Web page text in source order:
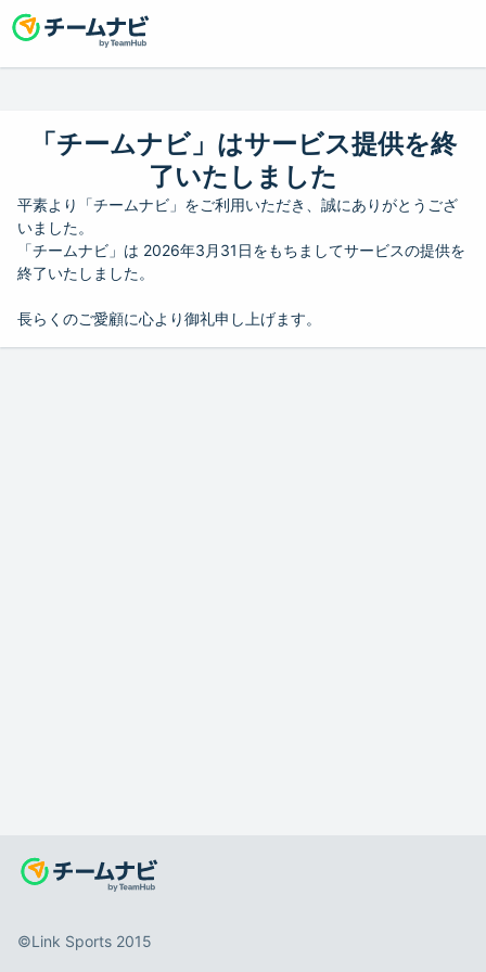
「チームナビ」はサービス提供を終
了いたしました
平素より「チームナビ」をご利用いただき、誠にありがとうござ
いました。
「チームナビ」は 2026年3月31日をもちましてサービスの提供を
終了いたしました。
長らくのご愛顧に心より御礼申し上げます。
©️Link Sports 2015